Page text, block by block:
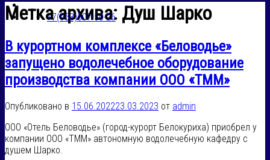
+7(963)507-50-26
Метка архива: Душ Шарко
В курортном комплексе «Беловодье»
запущено водолечебное оборудование
производства компании ООО «ТММ»
Опубликовано в 15.06.202223.03.2023 от admin
ООО «Отель Беловодье» (город-курорт Белокуриха) приобрел у
компании ООО «ТММ» автономную водолечебную кафедру с
душем Шарко.